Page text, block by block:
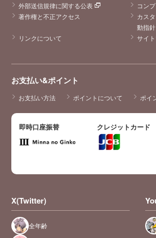
外部送信規律に関する公表
コン
著作権と不正アクセス
カス
動指針
リンクについて
サイ
お支払い&ポイント
お支払い方法 ポイントについて ポイ
即時口座振替 クレジットカード
X(Twitter)
全年齢